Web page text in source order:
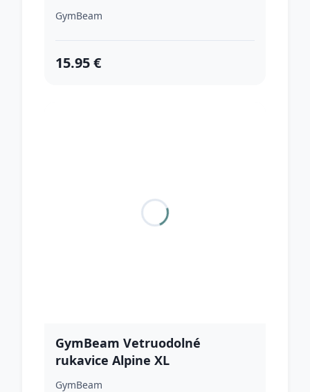
GymBeam
15.95 €
GymBeam Vetruodolné
rukavice Alpine XL
GymBeam